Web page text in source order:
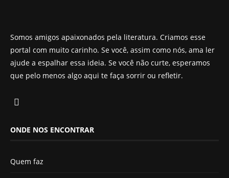
Somos amigos apaixonados pela literatura. Criamos esse
portal com muito carinho. Se você, assim como nós, ama ler
ajude a espalhar essa ideia. Se você não curte, esperamos
que pelo menos algo aqui te faça sorrir ou refletir.
ONDE NOS ENCONTRAR
Quem faz